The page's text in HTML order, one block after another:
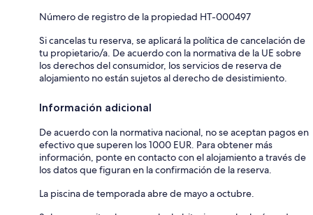
Número de registro de la propiedad HT-000497
Si cancelas tu reserva, se aplicará la política de cancelación de
tu propietario/a. De acuerdo con la normativa de la UE sobre
los derechos del consumidor, los servicios de reserva de
alojamiento no están sujetos al derecho de desistimiento.
Información adicional
De acuerdo con la normativa nacional, no se aceptan pagos en
efectivo que superen los 1000 EUR. Para obtener más
información, ponte en contacto con el alojamiento a través de
los datos que figuran en la confirmación de la reserva.
La piscina de temporada abre de mayo a octubre.